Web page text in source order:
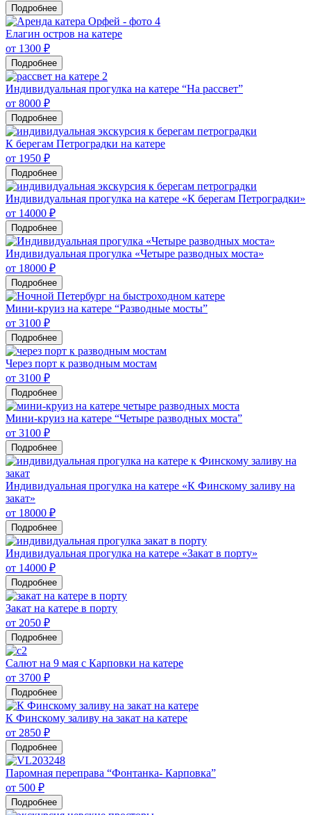
Подробнее
Елагин остров на катере
от 1300 ₽
Подробнее
Индивидуальная прогулка на катере “На рассвет”
от 8000 ₽
Подробнее
К берегам Петроградки на катере
от 1950 ₽
Подробнее
Индивидуальная прогулка на катере «К берегам Петроградки»
от 14000 ₽
Подробнее
Индивидуальная прогулка «Четыре разводных моста»
от 18000 ₽
Подробнее
Мини-круиз на катере “Разводные мосты”
от 3100 ₽
Подробнее
Через порт к разводным мостам
от 3100 ₽
Подробнее
Мини-круиз на катере “Четыре разводных моста”
от 3100 ₽
Подробнее
Индивидуальная прогулка на катере «К Финскому заливу на
закат»
от 18000 ₽
Подробнее
Индивидуальная прогулка на катере «Закат в порту»
от 14000 ₽
Подробнее
Закат на катере в порту
от 2050 ₽
Подробнее
Салют на 9 мая с Карповки на катере
от 3700 ₽
Подробнее
К Финскому заливу на закат на катере
от 2850 ₽
Подробнее
Паромная переправа “Фонтанка- Карповка”
от 500 ₽
Подробнее